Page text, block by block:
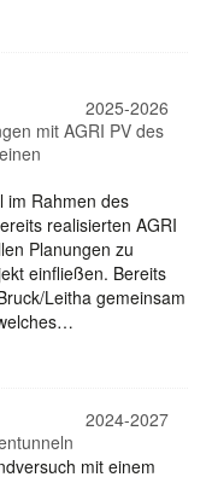
2025-2026
mit AGRI PV des
im Rahmen des
realisierten AGRI
Planungen zu
einfließen. Bereits
Leitha gemeinsam
2024-2027
mit einem